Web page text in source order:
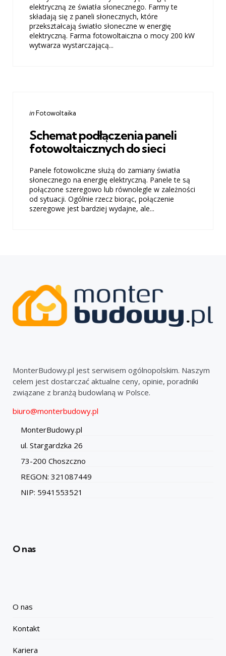
elektryczną ze światła słonecznego. Farmy te
składają się z paneli słonecznych, które
przekształcają światło słoneczne w energię
elektryczną. Farma fotowoltaiczna o mocy 200 kW
wytwarza wystarczającą...
Categories
Posted
inFotowoltaika
Schemat podłączenia paneli
fotowoltaicznych do sieci
Panele fotowoliczne służą do zamiany światła
słonecznego na energię elektryczną. Panele te są
połączone szeregowo lub równolegle w zależności
od sytuacji. Ogólnie rzecz biorąc, połączenie
szeregowe jest bardziej wydajne, ale...
MonterBudowy.pl jest serwisem ogólnopolskim. Naszym
celem jest dostarczać aktualne ceny, opinie, poradniki
związane z branżą budowlaną w Polsce.
biuro@monterbudowy.pl
MonterBudowy.pl
ul. Stargardzka 26
73-200 Choszczno
REGON: 321087449
NIP: 5941553521
O nas
O nas
Kontakt
Kariera